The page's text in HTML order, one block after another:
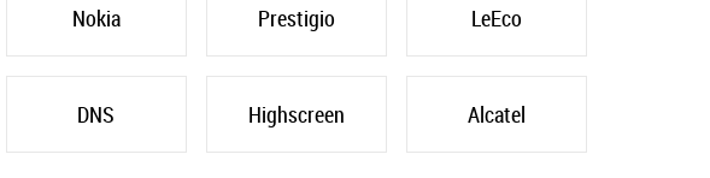
Nokia Prestigio LeEco
DNS Highscreen Alcatel